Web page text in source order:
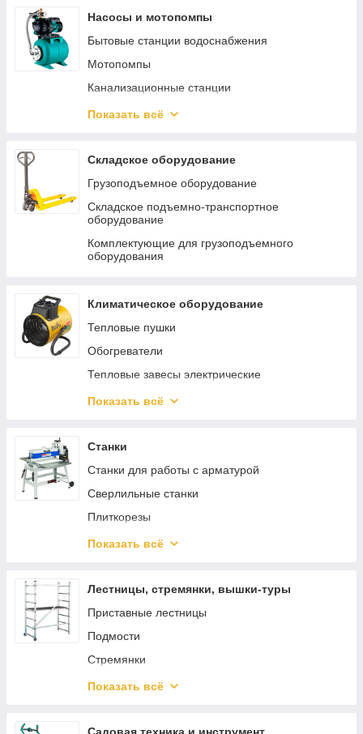
Пневмошлифмашины
Пневмокраскопульты
Пневмопистолеты
Наборы пневмоинструмента
Пневмодрели
Пневматические заклепочники
Пневмошуруповерты
Хоппер ковши
Пневмоотвертки
Пневмоножницы и пилы
Пневматические лобзики
Насосы и мотопомпы
Бытовые станции водоснабжения
Мотопомпы
Канализационные станции
Погружные насосы
Аксессуары и принадлежности для насосов
Общепромышленные насосы
Бытовые поверхностные насосы
Автоматика для насосов
Показать всё
Складское оборудование
Грузоподъемное оборудование
Складское подъемно-транспортное
оборудование
Комплектующие для грузоподъемного
оборудования
Климатическое оборудование
Тепловые пушки
Обогреватели
Тепловые завесы электрические
Водонагреватели
Аккумуляторные вентиляторы
Показать всё
Станки
Станки для работы с арматурой
Сверлильные станки
Плиткорезы
Пильные станки
Тиски
Стружкоотсосы
Фрезерные станки
Строгальные станки
Шлифовальные станки
Показать всё
Лестницы, стремянки, вышки-туры
Приставные лестницы
Подмости
Стремянки
Двухсекционные лестницы
Передвижные лестницы с платформой
Показать всё